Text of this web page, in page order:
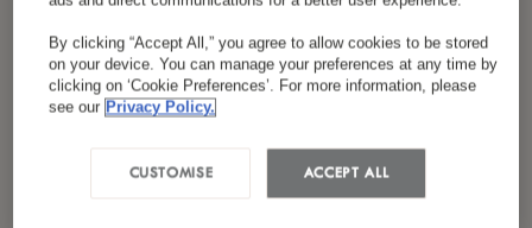
By clicking “Accept All,” you agree to allow cookies to be stored
on your device. You can manage your preferences at any time by
clicking on ‘Cookie Preferences’. For more information, please
see our Privacy Policy.
ACCEPT ALL
CUSTOMISE